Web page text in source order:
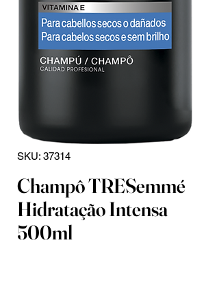
SKU: 37314
Champô TRESemmé
Hidratação Intensa
500ml